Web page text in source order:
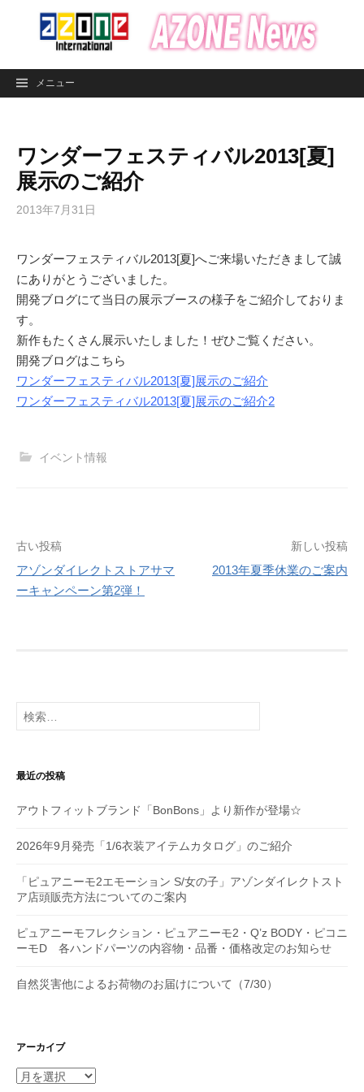
ン
メニュー
ワンダーフェスティバル2013[夏]
展示のご紹介
2013年7月31日
ワンダーフェスティバル2013[夏]へご来場いただきまして誠
にありがとうございました。
開発ブログにて当日の展示ブースの様子をご紹介しておりま
す。
新作もたくさん展示いたしました！ぜひご覧ください。
開発ブログはこちら
ワンダーフェスティバル2013[夏]展示のご紹介
ワンダーフェスティバル2013[夏]展示のご紹介2
イベント情報
投
稿
ー
シ
ン
古い投稿
アゾンダイレクトストアサマ
ーキャンペーン第2弾！
新しい投稿
2013年夏季休業のご案内
検
索:
最近の投稿
アウトフィットブランド「BonBons」より新作が登場☆
2026年9月発売「1/6衣装アイテムカタログ」のご紹介
「ピュアニーモ2エモーション S/女の子」アゾンダイレクトスト
ア店頭販売方法についてのご案内
ピュアニーモフレクション・ピュアニーモ2・Q’z BODY・ピコニ
ーモD 各ハンドパーツの内容物・品番・価格改定のお知らせ
自然災害他によるお荷物のお届けについて（7/30）
アーカイブ
ア